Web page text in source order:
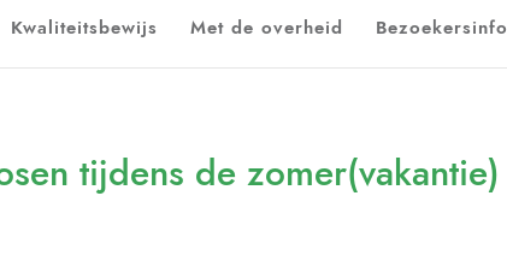
Kwaliteitsbewijs Met de overheid Bezoekersinfo
tijdens de zomer(vakantie)